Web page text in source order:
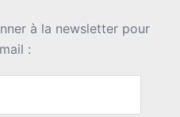
à la newsletter pour
: